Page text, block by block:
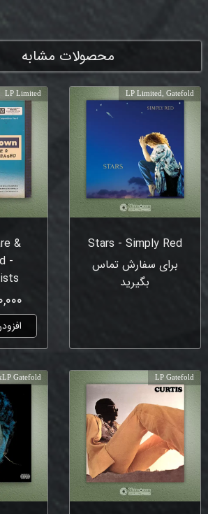
محصولات مشابه
Stars - Simply Red
برای سفارش تماس
بگیرید
LP Limited, Gatefold
&
-
LP Limited
LP Gatefold
Gatefold